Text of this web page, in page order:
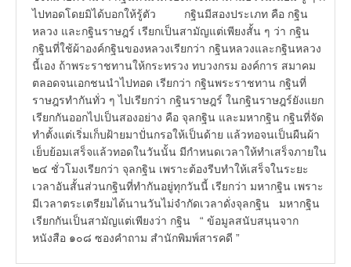
ไปทอดโดยมิได้บอกให้รู้ตัว กฐินมีสองประเภท คือ กฐิน
หลวง และกฐินราษฎร์ เรียกเป็นสามัญแต่เพียงสั้น ๆ ว่า กฐิน
กฐินที่ใช้ผ้าองค์กฐินของหลวงเรียกว่า กฐินหลวงและกฐินหลวง
นี้เอง ถ้าพระราชทานให้กระทรวง ทบวงกรม องค์การ สมาคม
ตลอดจนเอกชนนำไปทอด เรียกว่า กฐินพระราชทาน กฐินที่
ราษฎรทำกันทั่ว ๆ ไปเรียกว่า กฐินราษฎร์ ในกฐินราษฎร์ยังแยก
เรียกกันออกไปเป็นสองอย่าง คือ จุลกฐิน และมหากฐิน กฐินที่จัด
ทำตั้งแต่เริ่มเก็บฝ้ายมาปั่นกรอให้เป็นด้าย แล้วทอจนเป็นผืนผ้า
เย็บย้อมเสร็จแล้วทอดในวันนั้น มีกำหนดเวลาให้ทำเสร็จภายใน
๒๔ ชั่วโมงเรียกว่า จุลกฐิน เพราะต้องรีบทำให้เสร็จในระยะ
เวลาอันสั้นส่วนกฐินที่ทำกันอยู่ทุกวันนี้ เรียกว่า มหากฐิน เพราะ
มีเวลาตระเตรียมได้นานวันไม่จำกัดเวลาดั่งจุลกฐิน มหากฐิน
เรียกกันเป็นสามัญแต่เพียงว่า กฐิน “ ข้อมูลสนับสนุนจาก
หนังสือ ๑๐๘ ซองคำถาม สำนักพิมพ์สารคดี ”